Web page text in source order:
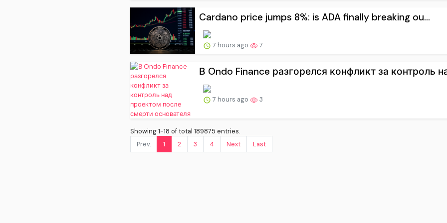
Cardano price jumps 8%: is ADA finally breaking ou...
7 hours ago 7
В Ondo Finance разгорелся конфликт за контроль
7 hours ago 3
Showing 1-18 of total 189875 entries.
Prev.
1 2 3 4 Next Last